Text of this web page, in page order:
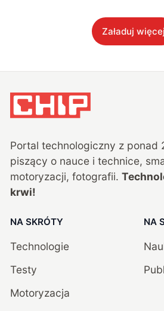
Załaduj więcej
Portal technologiczny z ponad
piszący o nauce i technice,
motoryzacji, fotografii.
krwi!
NA SKRÓTY
Technologie
Testy
Motoryzacja
NA